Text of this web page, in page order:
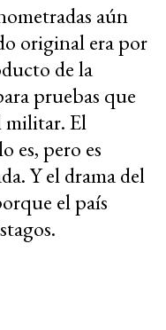
aún
original era por
de la
pruebas que
militar. El
es, pero es
Y el drama del
el país